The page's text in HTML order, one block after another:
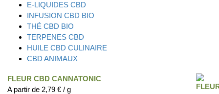
E-LIQUIDES CBD
INFUSION CBD BIO
THÉ CBD BIO
TERPENES CBD
HUILE CBD CULINAIRE
CBD ANIMAUX
FLEUR CBD CANNATONIC
A partir de 2,79 € / g